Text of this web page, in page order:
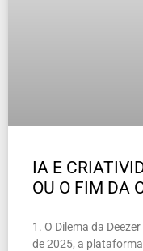
IA E
OU O FIM DA
1. O Dilema da
de 2025, a